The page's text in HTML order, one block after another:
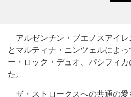
アルゼンチン・ブエノスアイレ
とマルティナ・ニンツェルによ
ー・ロック・デュオ、パシフィ
た。
ザ・ストロークスへの共通の愛